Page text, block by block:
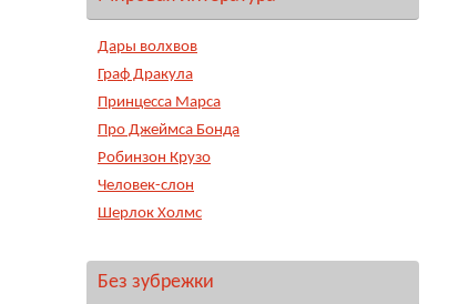
Дары волхвов
Граф Дракула
Принцесса Марса
Про Джеймса Бонда
Робинзон Крузо
Человек-слон
Шерлок Холмс
Без зубрежки